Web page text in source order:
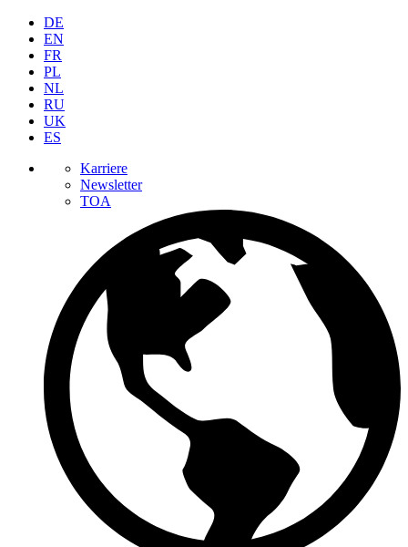
DE
EN
FR
PL
NL
RU
UK
ES
Karriere
Newsletter
TOA